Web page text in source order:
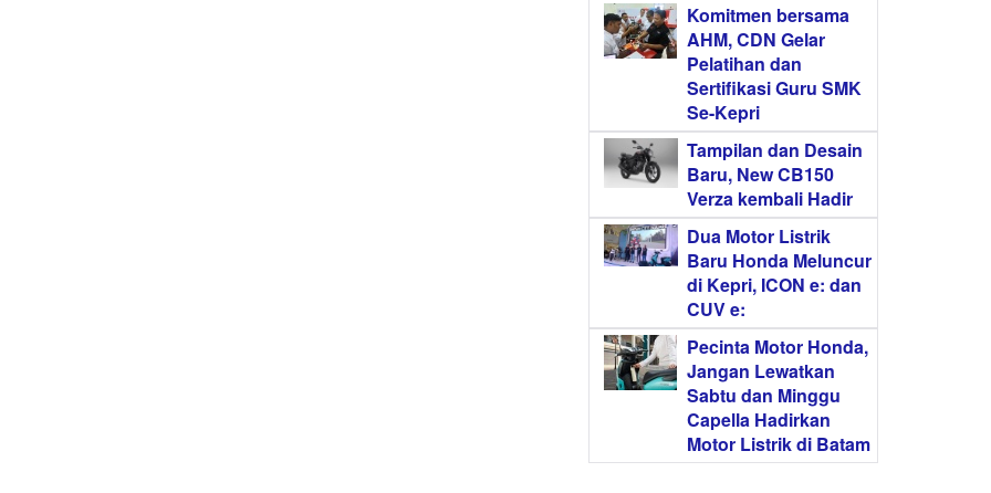
Komitmen bersama
AHM, CDN Gelar
Pelatihan dan
Sertifikasi Guru SMK
Se-Kepri
Tampilan dan Desain
Baru, New CB150
Verza kembali Hadir
Dua Motor Listrik
Baru Honda Meluncur
di Kepri, ICON e: dan
CUV e:
Pecinta Motor Honda,
Jangan Lewatkan
Sabtu dan Minggu
Capella Hadirkan
Motor Listrik di Batam